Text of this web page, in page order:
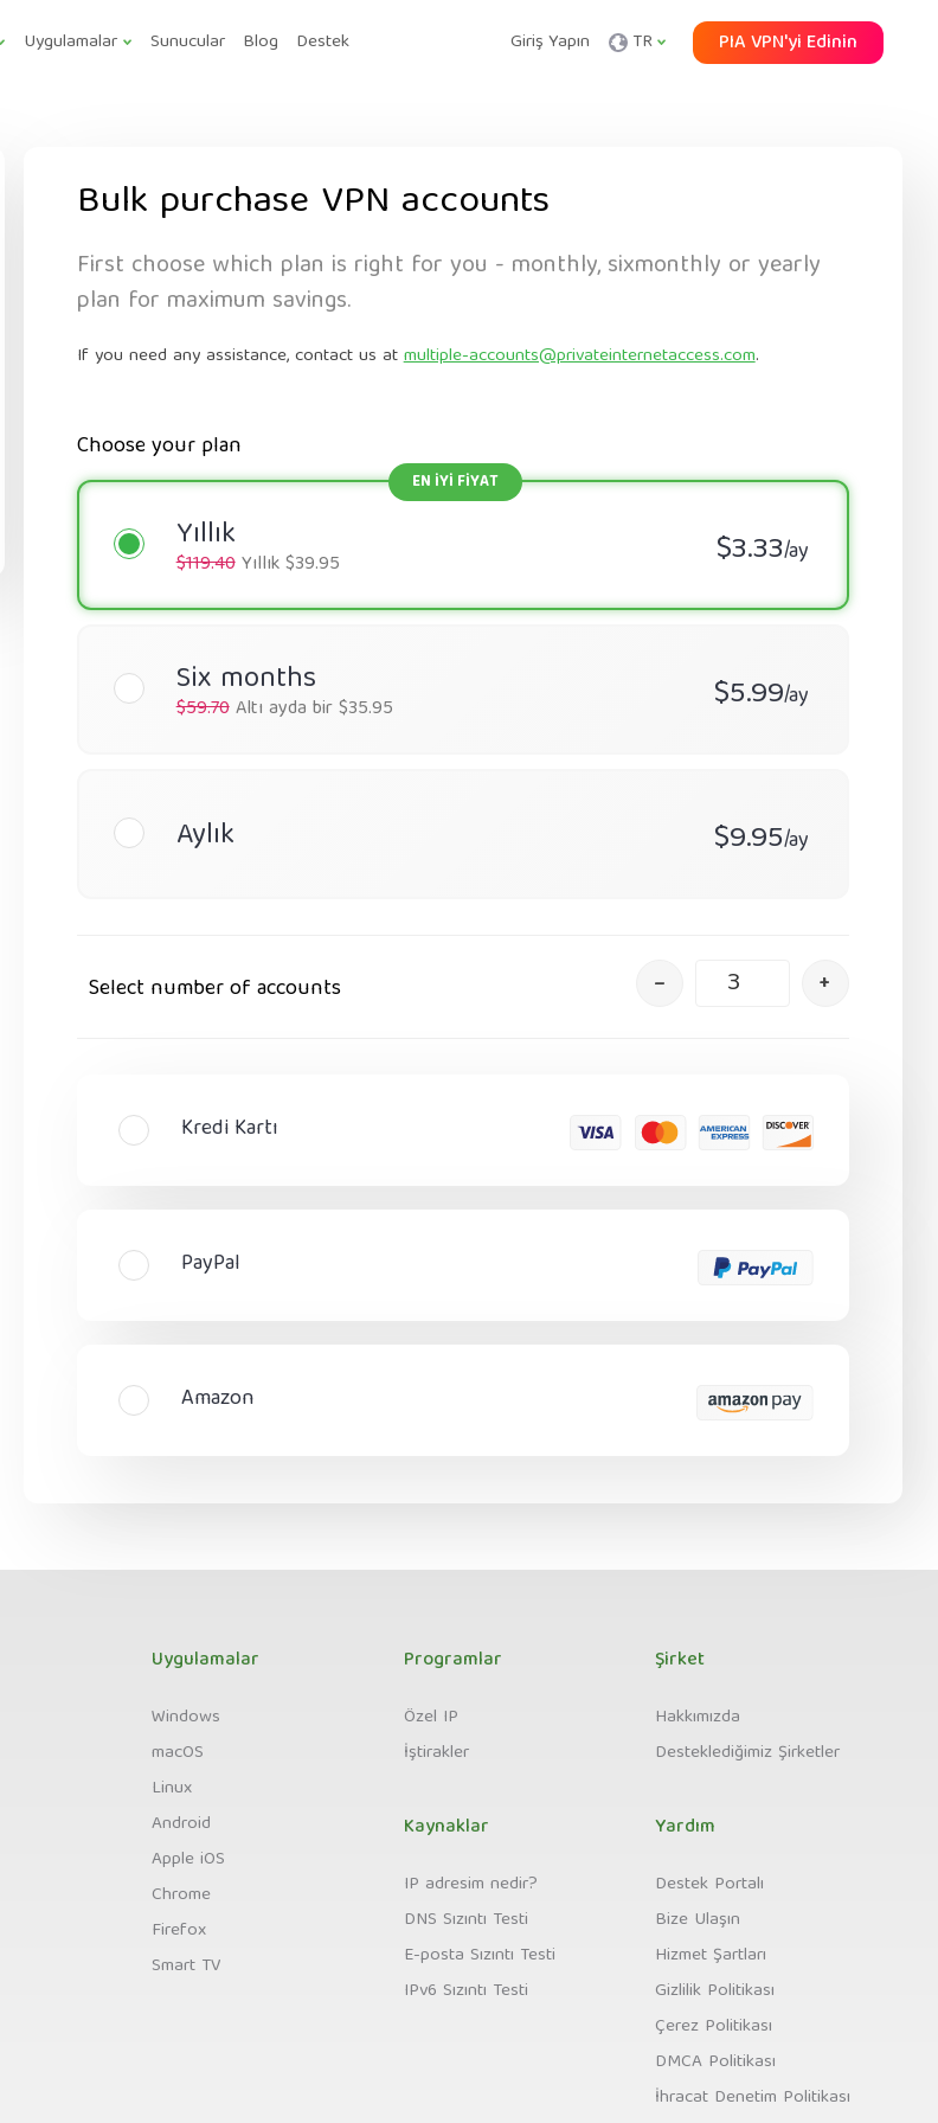
Uygulamalar Sunucular Blog Destek Giriş Yapın TR PIA VPN'yi Edinin
Bulk purchase VPN accounts
First choose which plan is right for you - monthly, sixmonthly or yearly
plan for maximum savings.
If you need any assistance, contact us atmultiple-accounts@privateinternetaccess.com.
Choose your plan
Yıllık $3.33/ay
$119.40Yıllık $39.95
Six months $5.99/ay
$59.70Altı ayda bir $35.95
Aylık $9.95/ay
Select number of accounts – +
Kredi Kartı
PayPal
Amazon
Uygulamalar
Windows
macOS
Linux
Android
Apple iOS
Chrome
Firefox
Smart TV
Programlar
Özel IP
İştirakler
Kaynaklar
IP adresim nedir?
DNS Sızıntı Testi
E-posta Sızıntı Testi
IPv6 Sızıntı Testi
Şirket
Hakkımızda
Desteklediğimiz Şirketler
Yardım
Destek Portalı
Bize Ulaşın
Hizmet Şartları
Gizlilik Politikası
Çerez Politikası
DMCA Politikası
İhracat Denetim Politikası